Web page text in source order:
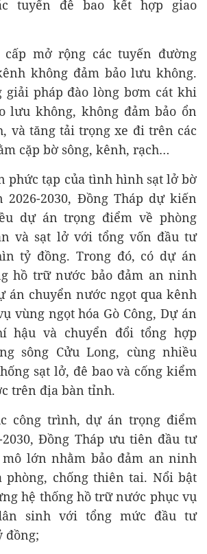
tuyến đê bao kết hợp giao
mở rộng các tuyến đường
không đảm bảo lưu không.
giải pháp đào lòng bơm cát khi
lưu không, không đảm bảo ổn
và tăng tải trọng xe đi trên các
cặp bờ sông, kênh, rạch…
phức tạp của tình hình sạt lở bờ
2026-2030, Đồng Tháp dự kiến
dự án trọng điểm về phòng
và sạt lở với tổng vốn đầu tư
tỷ đồng. Trong đó, có dự án
hồ trữ nước bảo đảm an ninh
án chuyển nước ngọt qua kênh
vùng ngọt hóa Gò Công, Dự án
hậu và chuyển đổi tổng hợp
sông Cửu Long, cùng nhiều
sạt lở, đê bao và cống kiểm
trên địa bàn tỉnh.
công trình, dự án trọng điểm
2030, Đồng Tháp ưu tiên đầu tư
lớn nhằm bảo đảm an ninh
phòng, chống thiên tai. Nổi bật
hệ thống hồ trữ nước phục vụ
sinh với tổng mức đầu tư
đồng;